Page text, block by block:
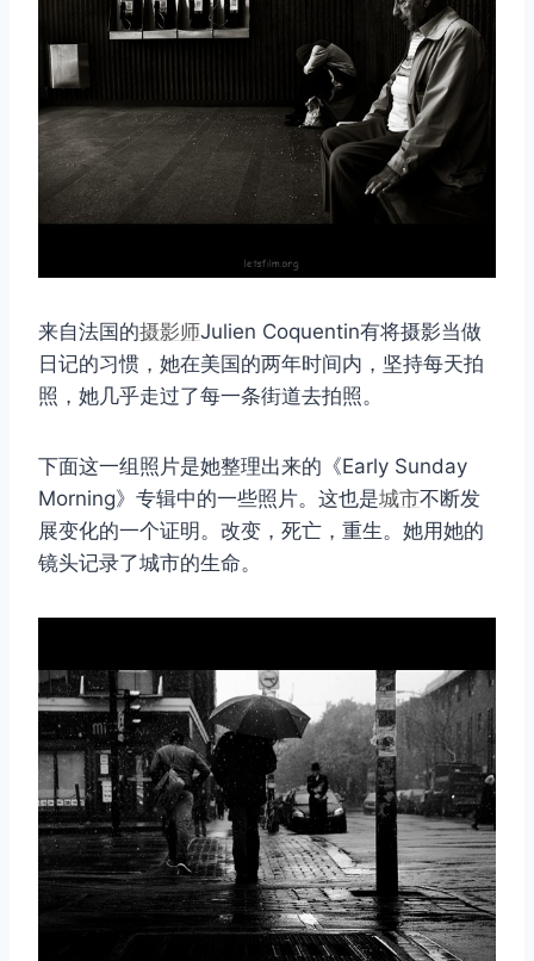
来自法国的摄影师Julien Coquentin有将摄影当做
日记的习惯，她在美国的两年时间内，坚持每天拍
照，她几乎走过了每一条街道去拍照。
下面这一组照片是她整理出来的《Early Sunday
Morning》专辑中的一些照片。这也是城市不断发
展变化的一个证明。改变，死亡，重生。她用她的
镜头记录了城市的生命。